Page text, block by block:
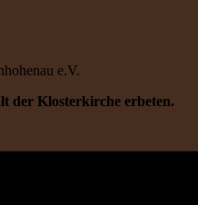
e.V.
der Klosterkirche erbeten.